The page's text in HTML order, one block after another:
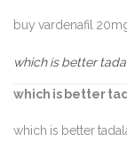
buy vardenafil
which is better
which is better
which is better